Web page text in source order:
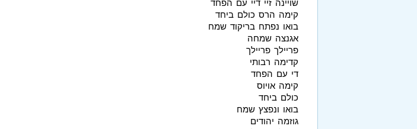
שויינה זיי דיי עם הפחד
קימה הרס כולם ביחד
בואו נפתח בריקוד שמח
אגנצה שמחה
פריילך פריילך
קדימה רבותי
די עם הפחד
קימה אויוס
כולם ביחד
בואו ונפצץ שמח
גוזמה יהודים